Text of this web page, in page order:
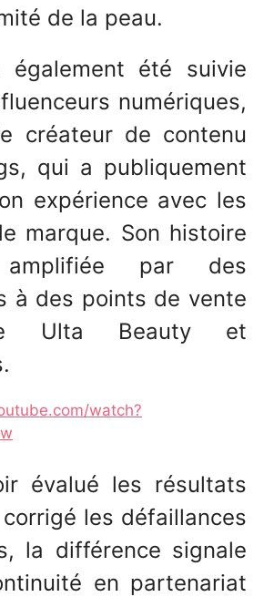
de la peau.
également été suivie
numériques,
créateur de contenu
qui a publiquement
expérience avec les
marque. Son histoire
par des
à des points de vente
Ulta Beauty et
watch?
évalué les résultats
les défaillances
la différence signale
en partenariat